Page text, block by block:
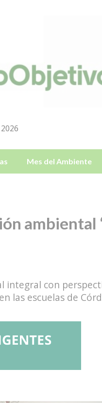
Mes del Ambiente
ambiental
con
las escuelas de